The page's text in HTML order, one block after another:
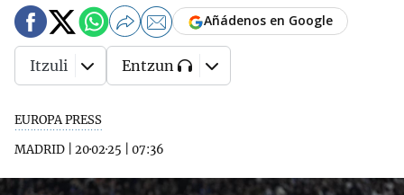
EUROPA PRESS
MADRID
20·02·25 07:36
Añádenos en Google
Itzuli Entzun